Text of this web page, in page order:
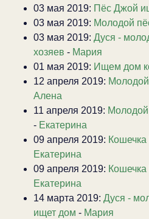
03 мая 2019: Пёс Джой
03 мая 2019: Молодой
03 мая 2019: Дуся -
хозяев - Мария
01 мая 2019: Ищем дом
12 апреля 2019:
Алена
11 апреля 2019:
- Екатерина
09 апреля 2019:
Екатерина
09 апреля 2019:
Екатерина
14 марта 2019: Дуся -
ищет дом - Мария